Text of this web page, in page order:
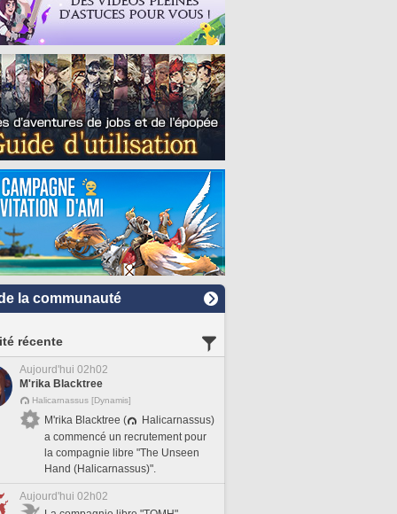
la communauté
récente
Aujourd'hui 02h02
M'rika Blacktree
Halicarnassus [Dynamis]
M'rika Blacktree (
Halicarnassus)
a commencé un recrutement pour
la compagnie libre "The Unseen
Hand (Halicarnassus)".
Aujourd'hui 02h02